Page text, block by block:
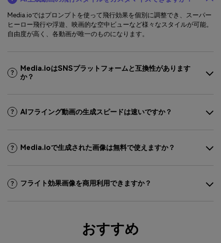
Media.ioではプロンプトを使って飛行効果を個別に調整でき、スーパー
ヒーロー飛行や浮遊、映画的な空中ビューなど様々なスタイルが可能。
自由度が高く、各動画が唯一のものになります。
Media.ioはSNSプラットフォームと互換性があります
か？
AIフライング動画の生成スピードは速いですか？
Media.ioで生成された画像は無料で使えますか？
フライト効果画像を商用利用できますか？
おすすめ